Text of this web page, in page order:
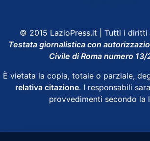
© 2015 LazioPress.it | Tutti i diritti
Testata giornalistica con
Civile di Roma numero 13/
È vietata la copia, totale o parziale,
relativa citazione. I responsabili
provvedimenti secondo la